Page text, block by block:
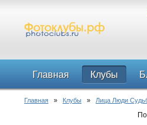
Главная Клубы
Главная » Клубы » Лица Люди